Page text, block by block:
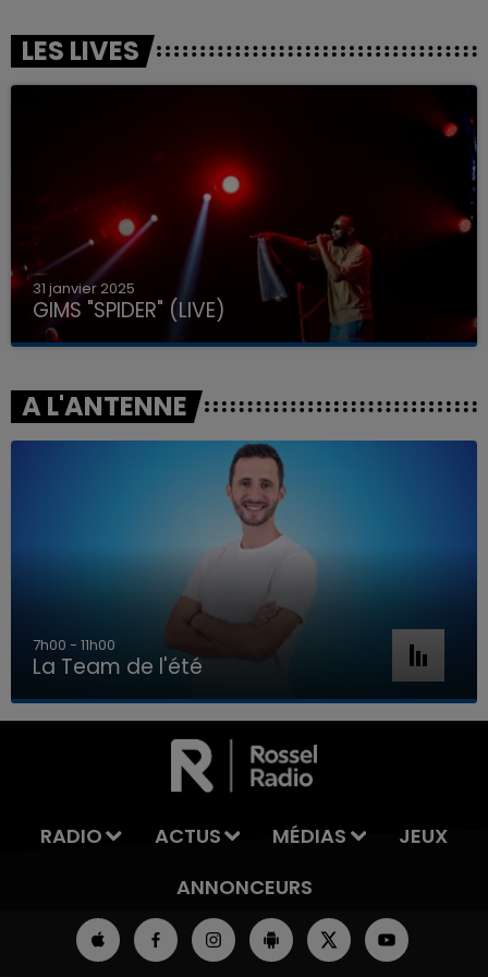
LA TEAM DE L'ÉTÉ
LES LIVES
31 janvier 2025
GIMS "SPIDER" (LIVE)
A L'ANTENNE
7h00 - 11h00
La Team de l'été
RADIO ACTUS MÉDIAS
JEUX
ANNONCEURS